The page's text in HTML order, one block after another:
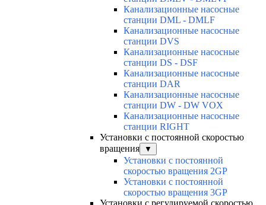
Канализационные насосные
станции DML - DMLF
Канализационные насосные
станции DVS
Канализационные насосные
станции DS - DSF
Канализационные насосные
станции DAR
Канализационные насосные
станции DW - DW VOX
Канализационные насосные
станции RIGHT
Установки с постоянной скоростью
вращения
▼
Установки с постоянной
скоростью вращения 2GP
Установки с постоянной
скоростью вращения 3GP